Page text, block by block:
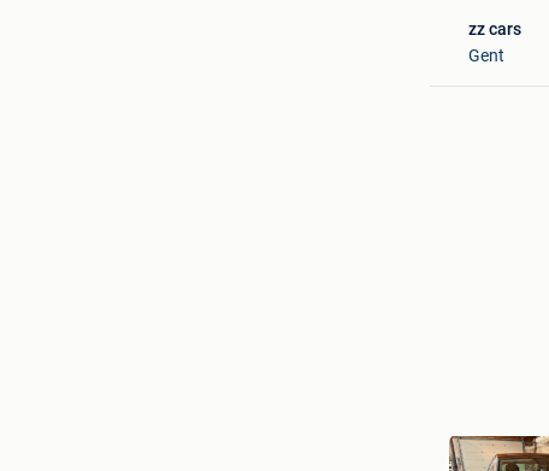
zz cars
Gent